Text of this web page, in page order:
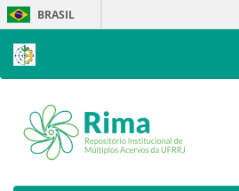
Skip
navigation
BRASIL